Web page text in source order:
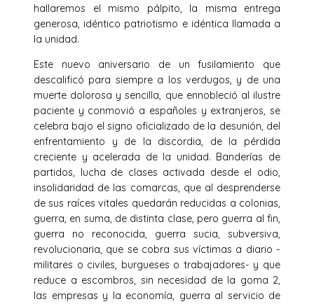
hallaremos el mis­mo pálpito, la misma entrega
generosa, idéntico patriotismo e idéntica llamada a
la unidad.
Este nuevo aniversario de un fusilamiento que
descalificó para siempre a los verdugos, y de una
muerte dolorosa y sencilla, que ennobleció al ilustre
paciente y conmovió a españoles y extranjeros, se
celebra bajo el signo oficializado de la desunión, del
enfrentamiento y de la discordia, de la pérdida
creciente y acelerada de la unidad. Banderías de
partidos, lucha de clases acti­vada desde el odio,
insolidaridad de las comarcas, que al desprenderse
de sus raíces vitales quedarán reducidas a colonias,
guerra, en suma, de distinta clase, pero guerra al fin,
guerra no reconocida, guerra sucia, subversiva,
revolucionaria, que se cobra sus víctimas a diario -
militares o civiles, burgueses o trabajadores- y que
reduce a escombros, sin necesidad de la goma 2,
las empresas y la economía, guerra al servicio de